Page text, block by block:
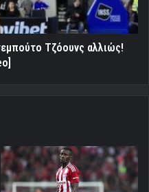
Τζόουνς αλλιώς!